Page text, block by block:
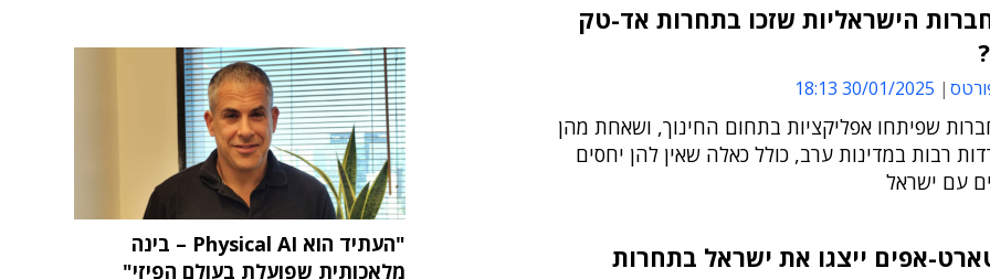
הישראליות שזכו בתחרות אד-טק
30/01/2025 18:13
שפיתחו אפליקציות בתחום החינוך, ושאחת מהן
רבות במדינות ערב, כולל כאלה שאין להן יחסים
עם ישראל
אפים ייצגו את ישראל בתחרות
"העתיד הוא Physical AI – בינה
מלאכותית שפועלת בעולם הפיזי"